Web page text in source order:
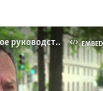
EMBED
Евгений Виндман: Путин, Лавров и военное руководство РФ однозначно будут фигурантами расследований